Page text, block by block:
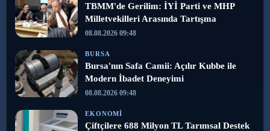
TBMM'de Gerilim: İYİ Parti ve MHP
Milletvekilleri Arasında Tartışma
08.08.2026 09:48
BURSA
Bursa'nın Safa Camii: Açılır Kubbe ile
Modern İbadet Deneyimi
08.08.2026 09:48
EKONOMI
Çiftçilere 688 Milyon TL Tarımsal Destek